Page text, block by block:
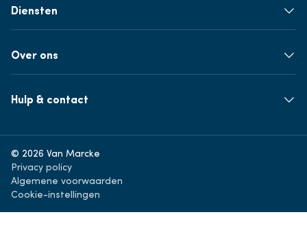
Diensten
Over ons
Hulp & contact
© 2026 Van Marcke
Privacy policy
Algemene voorwaarden
Cookie-instellingen